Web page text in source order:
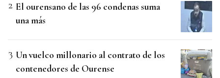
El ourensano de las 96 condenas suma
una más
Un vuelco millonario al contrato de los
contenedores de Ourense